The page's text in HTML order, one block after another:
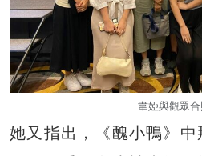
韋婭與觀眾合
她又指出，《醜小鴨》